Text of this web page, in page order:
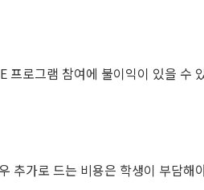
프로그램 참여에 불이익이 있을 수
추가로 드는 비용은 학생이 부담해